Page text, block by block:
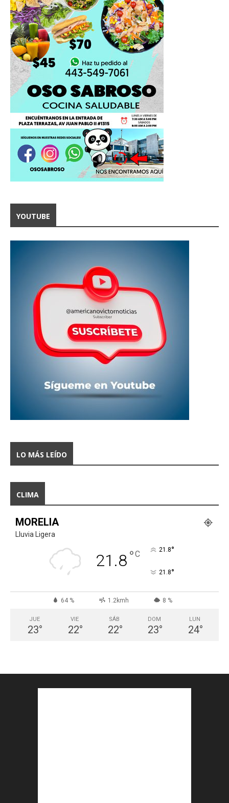
YOUTUBE
LO MÁS LEÍDO
CLIMA
MORELIA
Lluvia Ligera
21.8°C 21.8°
21.8°
64 % 1.2kmh 8 %
JUE
23°
VIE
22°
SÁB
22°
DOM
23°
LUN
24°